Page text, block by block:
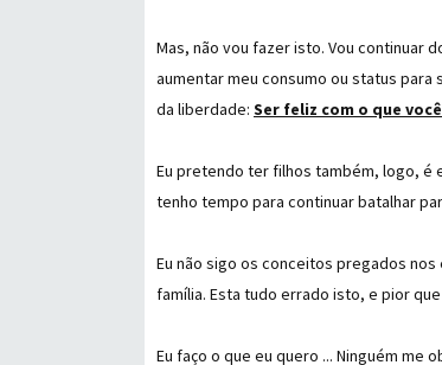
Mas, não vou fazer isto. Vou continuar
aumentar meu consumo ou status para
da liberdade: Ser feliz com o que
Eu pretendo ter filhos também, logo, é
tenho tempo para continuar batalhar
Eu não sigo os conceitos pregados
família. Esta tudo errado isto, e pior
Eu faço o que eu quero ... Ninguém me